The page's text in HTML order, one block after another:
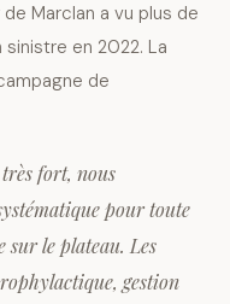
Marclan a vu plus de
en 2022. La
de
fort, nous
pour toute
sur le plateau. Les
gestion